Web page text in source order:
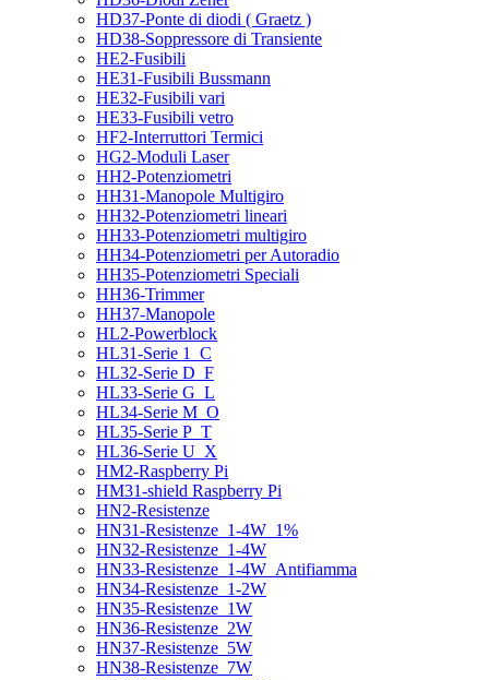
HD37-Ponte di diodi ( Graetz )
HD38-Soppressore di Transiente
HE2-Fusibili
HE31-Fusibili Bussmann
HE32-Fusibili vari
HE33-Fusibili vetro
HF2-Interruttori Termici
HG2-Moduli Laser
HH2-Potenziometri
HH31-Manopole Multigiro
HH32-Potenziometri lineari
HH33-Potenziometri multigiro
HH34-Potenziometri per Autoradio
HH35-Potenziometri Speciali
HH36-Trimmer
HH37-Manopole
HL2-Powerblock
HL31-Serie 1_C
HL32-Serie D_F
HL33-Serie G_L
HL34-Serie M_O
HL35-Serie P_T
HL36-Serie U_X
HM2-Raspberry Pi
HM31-shield Raspberry Pi
HN2-Resistenze
HN31-Resistenze_1-4W_1%
HN32-Resistenze_1-4W
HN33-Resistenze_1-4W_Antifiamma
HN34-Resistenze_1-2W
HN35-Resistenze_1W
HN36-Resistenze_2W
HN37-Resistenze_5W
HN38-Resistenze_7W